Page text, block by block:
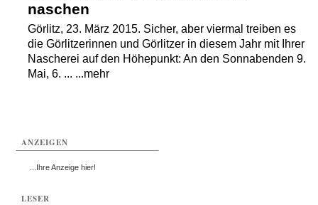
naschen
Görlitz, 23. März 2015. Sicher, aber viermal treiben es
die Görlitzerinnen und Görlitzer in diesem Jahr mit Ihrer
Nascherei auf den Höhepunkt: An den Sonnabenden 9.
Mai, 6. ... ...mehr
ANZEIGEN
...Ihre Anzeige hier!
LESER